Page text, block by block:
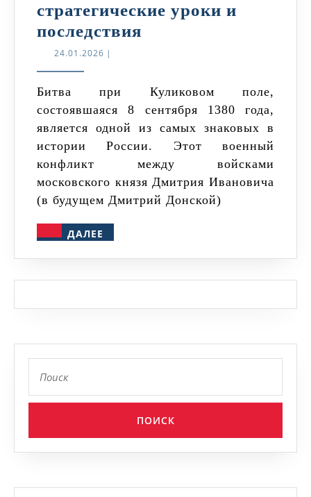
стратегические уроки и
последствия
поле:
стратегические
уроки
и
последствия
24.01.2026 24.01.2026
|
Битва при Куликовом поле,
состоявшаяся 8 сентября 1380 года,
является одной из самых знаковых в
истории России. Этот военный
конфликт между войсками
московского князя Дмитрия Ивановича
(в будущем Дмитрий Донской)
ДАЛЕЕ